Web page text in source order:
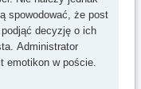
spowodować, że post
decyzję o ich
Administrator
emotikon w poście.